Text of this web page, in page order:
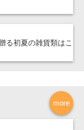
る初夏の雑貨類はこ
more